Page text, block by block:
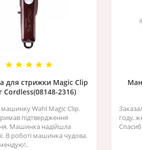
для стрижки Magic Clip
Cordless(08148-2316)
Wahl Magic Clip.
підтвердження
Машинка надійшла
В роботі машинка чудова.
году,